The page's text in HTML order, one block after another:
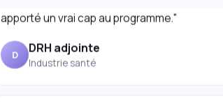
D
Industrie santé